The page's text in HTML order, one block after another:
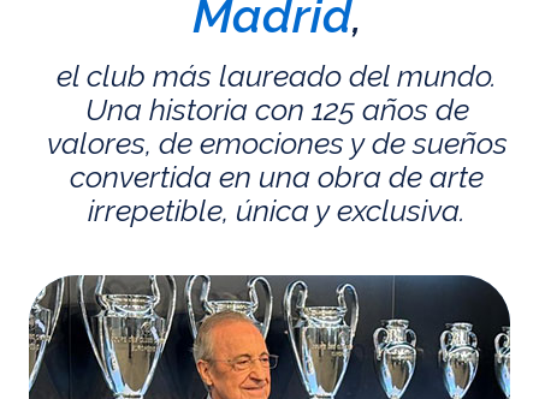
Madrid,
el club más laureado del mundo.
Una historia con 125 años de
valores, de emociones y de sueños
convertida en una obra de arte
irrepetible, única y exclusiva.